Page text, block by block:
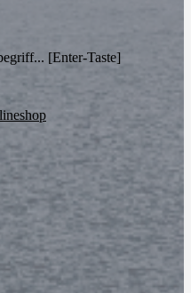
[Enter-Taste]